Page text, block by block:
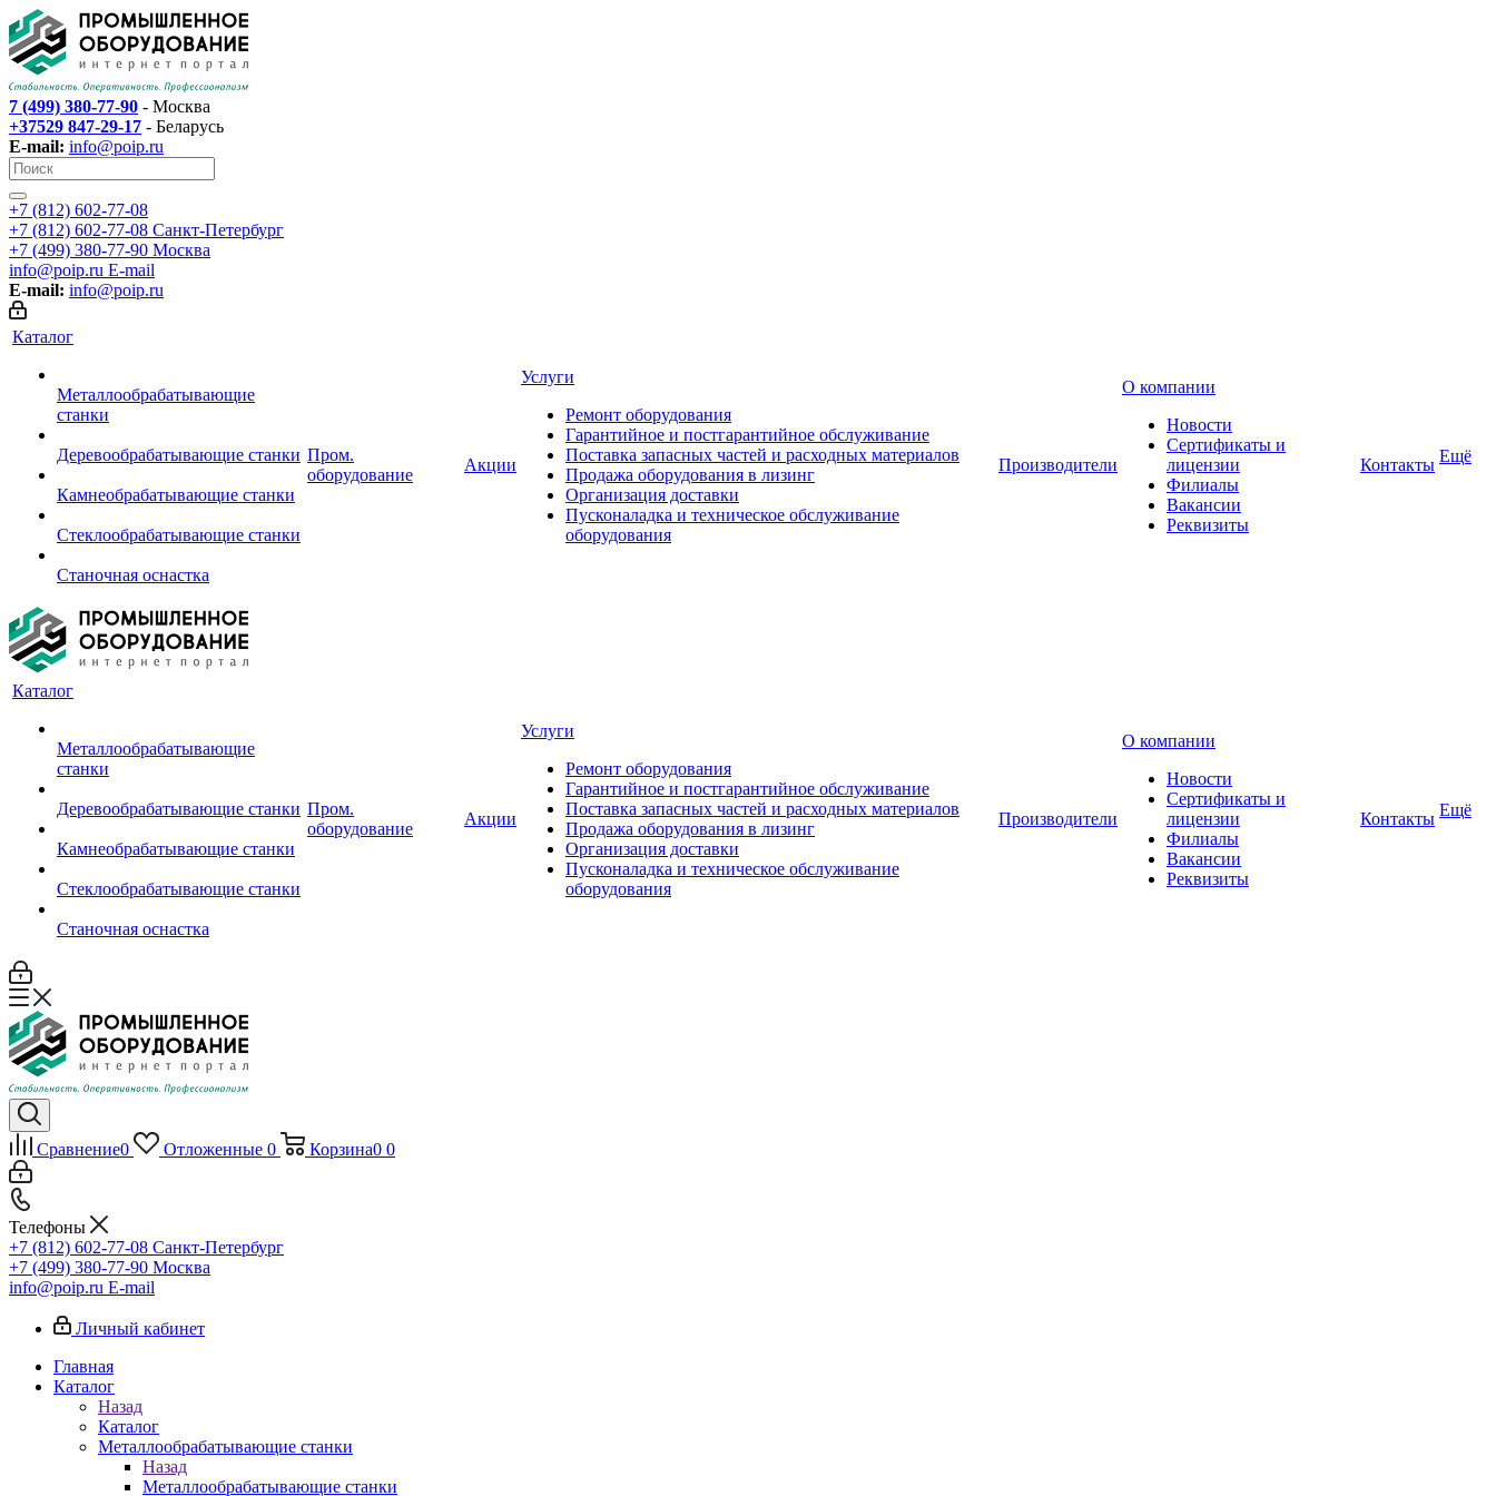
7 (499) 380-77-90 - Москва
+37529 847-29-17 - Беларусь
E-mail: info@poip.ru
+7 (812) 602-77-08
+7 (812) 602-77-08 Санкт-Петербург
+7 (499) 380-77-90 Москва
info@poip.ru E-mail
E-mail: info@poip.ru
Каталог
Металлообрабатывающие
станки
Деревообрабатывающие станки
Камнеобрабатывающие станки
Стеклообрабатывающие станки
Станочная оснастка
Пром.
оборудование
Акции
Услуги
Ремонт оборудования
Гарантийное и постгарантийное обслуживание
Поставка запасных частей и расходных материалов
Продажа оборудования в лизинг
Организация доставки
Пусконаладка и техническое обслуживание
оборудования
Производители
О компании
Новости
Сертификаты и
лицензии
Филиалы
Вакансии
Реквизиты
Контакты Ещё
Каталог
Металлообрабатывающие
станки
Деревообрабатывающие станки
Камнеобрабатывающие станки
Стеклообрабатывающие станки
Станочная оснастка
Пром.
оборудование
Акции
Услуги
Ремонт оборудования
Гарантийное и постгарантийное обслуживание
Поставка запасных частей и расходных материалов
Продажа оборудования в лизинг
Организация доставки
Пусконаладка и техническое обслуживание
оборудования
Производители
О компании
Новости
Сертификаты и
лицензии
Филиалы
Вакансии
Реквизиты
Контакты Ещё
Сравнение0 Отложенные 0 Корзина0 0
Телефоны
+7 (812) 602-77-08 Санкт-Петербург
+7 (499) 380-77-90 Москва
info@poip.ru E-mail
Личный кабинет
Главная
Каталог
Назад
Каталог
Металлообрабатывающие станки
Назад
Металлообрабатывающие станки